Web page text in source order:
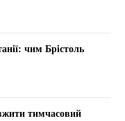
чим Брістоль
тимчасовий